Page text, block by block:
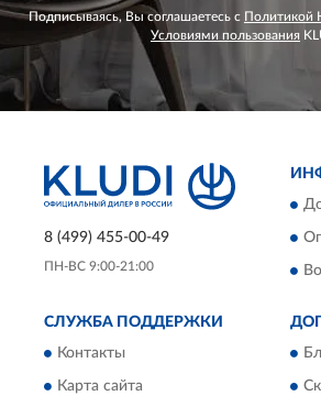
Подписываясь, Вы соглашаетесь с Политикой
Условиями пользования
8 (499) 455-00-49
ПН-ВС 9:00-21:00
СЛУЖБА ПОДДЕРЖКИ
Контакты
Карта сайта